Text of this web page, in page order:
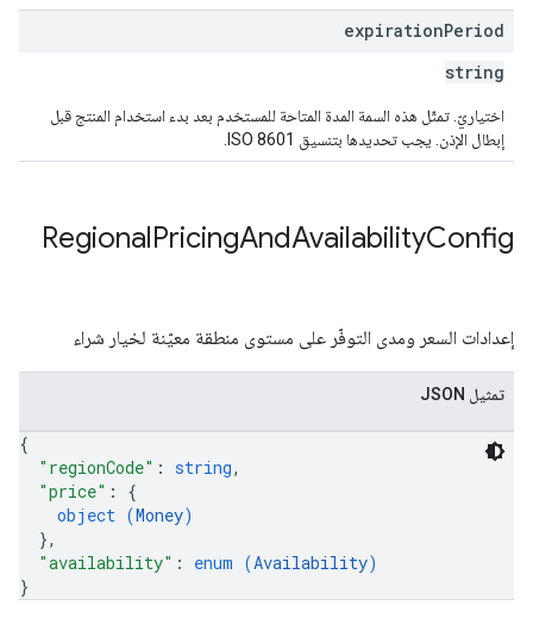
expirationPeriod
string
اختياريّ. تمثّل هذه السمة المدة المتاحة للمستخدم بعد بدء استخدام المنتج قبل
إبطال الإذن. يجب تحديدها بتنسيق ISO 8601.
RegionalPricingAndAvailabilityConfig
إعدادات السعر ومدى التوفّر على مستوى منطقة معيّنة لخيار شراء
تمثيل JSON
{
"regionCode" : string,
"price" : {
object (Money)
},
"availability" : enum (Availability)
}